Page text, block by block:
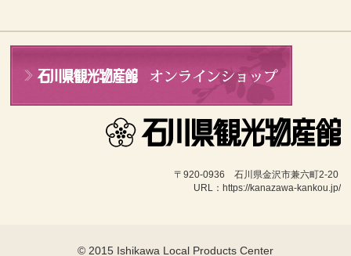
〒920-0936　石川県金沢市兼六町2-20
URL：https://kanazawa-kankou.jp/
© 2015 Ishikawa Local Products Center